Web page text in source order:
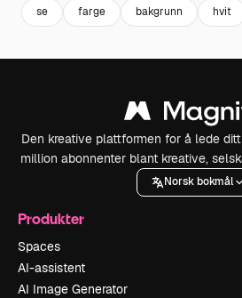
se farge bakgrunn hvit
Den kreative plattformen for å lede
million abonnenter blant kreative,
Norsk bokmål
Produkter
Spaces
AI-assistent
AI Image Generator